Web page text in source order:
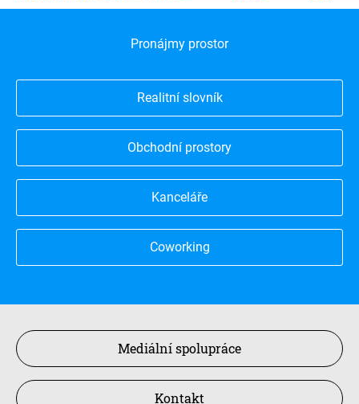
Pronájmy prostor
Realitní slovník
Obchodní prostory
Kanceláře
Coworking
Mediální spolupráce
Kontakt